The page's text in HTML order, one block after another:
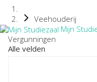
Veehouderij
Mijn
Vergunningen
Alle velden